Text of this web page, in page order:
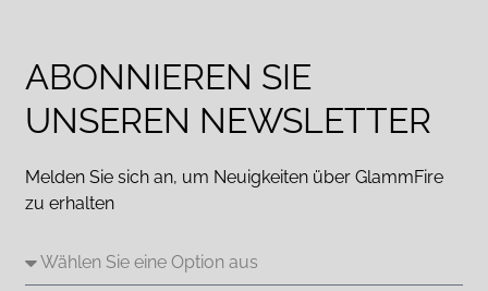
ABONNIEREN SIE
UNSEREN NEWSLETTER
Melden Sie sich an, um Neuigkeiten über GlammFire
zu erhalten